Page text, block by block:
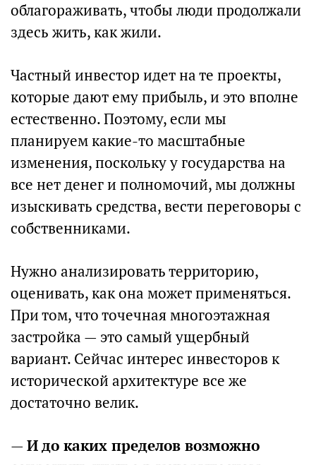
облагораживать, чтобы люди продолжали
здесь жить, как жили.
Частный инвестор идет на те проекты,
которые дают ему прибыль, и это вполне
естественно. Поэтому, если мы
планируем какие-то масштабные
изменения, поскольку у государства на
все нет денег и полномочий, мы должны
изыскивать средства, вести переговоры с
собственниками.
Нужно анализировать территорию,
оценивать, как она может применяться.
При том, что точечная многоэтажная
застройка — это самый ущербный
вариант. Сейчас интерес инвесторов к
исторической архитектуре все же
достаточно велик.
—И до каких пределов возможно